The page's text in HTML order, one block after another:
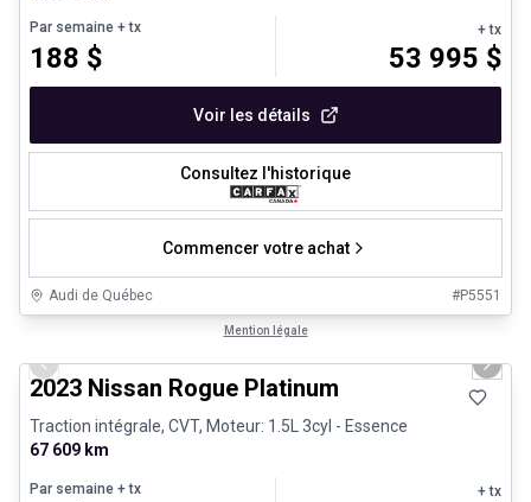
Par semaine + tx
188 $
+ tx
53 995 $
Voir les détails
Consultez l'historique
Commencer votre achat
Audi de Québec #P5551
Mention légale
Véhicules d'occasion certifiés
Previous slide Next
2023 Nissan Rogue Platinum
Traction intégrale, CVT, Moteur: 1.5L 3cyl - Essence
67 609 km
Par semaine + tx + tx